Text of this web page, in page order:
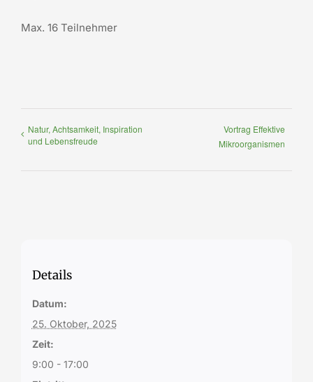
Max. 16 Teilnehmer
Natur, Achtsamkeit, Inspiration
und Lebensfreude
Vortrag Effektive
Mikroorganismen
Details
Datum:
25. Oktober, 2025
Zeit:
9:00 - 17:00